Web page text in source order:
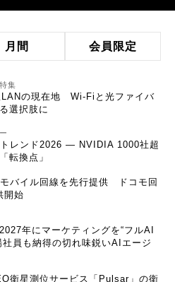
月間 会員限定
集
LANの現在地 Wi-Fiと光ファイバ
選択肢に
レンド2026 ― NVIDIA 1000社超
転換点」
バイル回線を先行提供 ドコモ回
開始
年にマーケティングを“フルAI
員も納得の切れ味鋭いAIエージ
衛星測位サービス「Pulsar」の衛